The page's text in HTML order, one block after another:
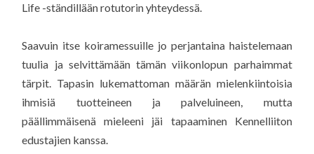
Life -ständillään rotutorin yhteydessä.
Saavuin itse koiramessuille jo perjantaina haistelemaan
tuulia ja selvittämään tämän viikonlopun parhaimmat
tärpit. Tapasin lukemattoman määrän mielenkiintoisia
ihmisiä tuotteineen ja palveluineen, mutta
päällimmäisenä mieleeni jäi tapaaminen Kennelliiton
edustajien kanssa.